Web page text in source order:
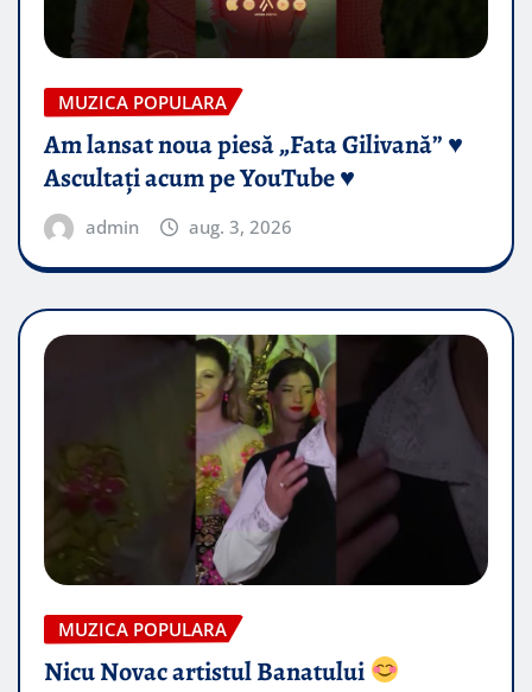
MUZICA POPULARA
Am lansat noua piesă „Fata Gilivană” ♥️
Ascultați acum pe YouTube ♥️
admin aug. 3, 2026
MUZICA POPULARA
Nicu Novac artistul Banatului